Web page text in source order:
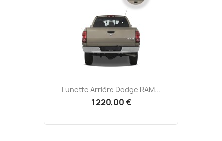
Lunette Arrière Dodge RAM...
1 220,00 €